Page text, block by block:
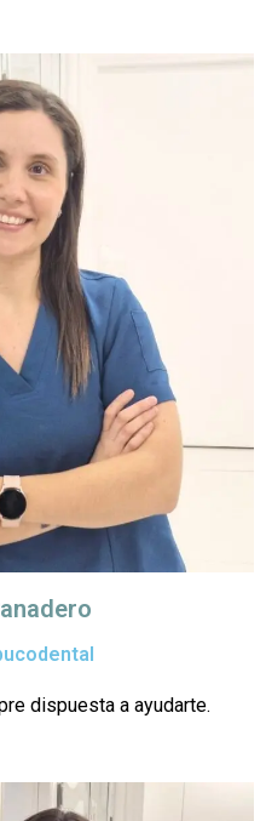
dispuesta a ayudarte.